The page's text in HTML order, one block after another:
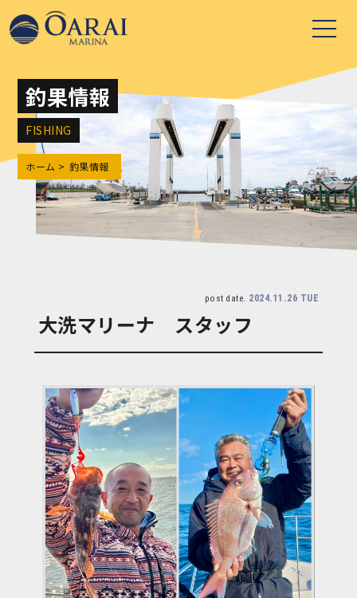
釣果情報
FISHING
ホーム 釣果情報
post date. 2024.11.26 TUE
大洗マリーナ スタッフ